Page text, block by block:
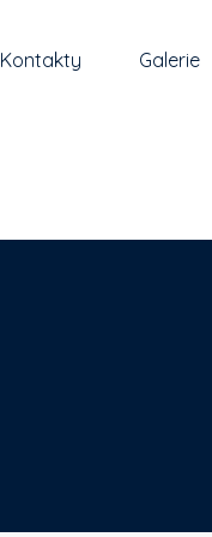
Kontakty Galerie